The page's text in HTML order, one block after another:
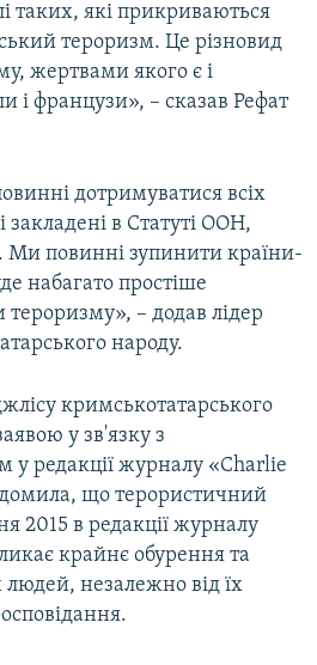
таких, які прикриваються
тероризм. Це різновид
жертвами якого є і
і французи», – сказав Рефат
дотримуватися всіх
закладені в Статуті ООН,
Ми повинні зупинити країни-
набагато простіше
– додав лідер
народу.
кримськотатарського
у зв'язку з
у редакції журналу «Charlie
що терористичний
2015 в редакції журналу
крайнє обурення та
людей, незалежно від їх